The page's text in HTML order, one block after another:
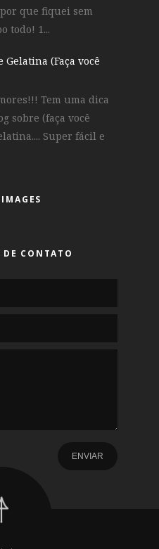
que fiquei sem
todo! 1...
Gelatina (Faça você
Tem uma dica
sobre (faça você
Super fácil e
CONTATO